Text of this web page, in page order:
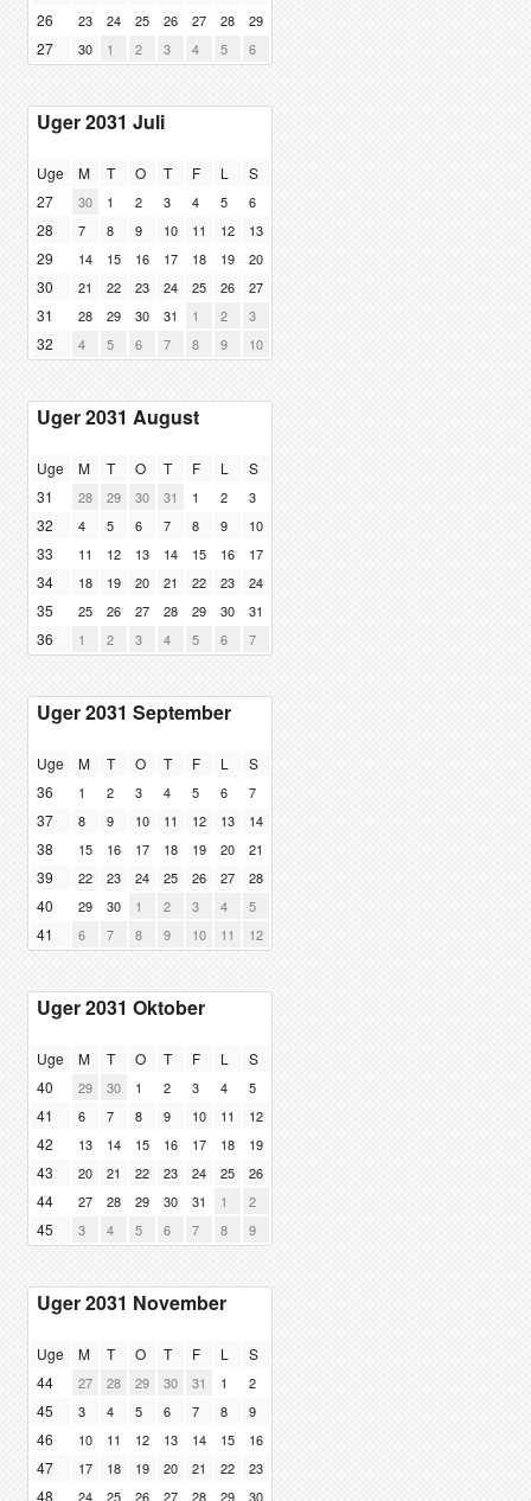
26 23 24 25 26 27 28 29
27 30 1 2 3 4 5 6
Uger 2031 Juli
Uge M T O T F L
S
27
30 1 2 3 4 5 6
28 7 8 9 10 11 12 13
29 14 15 16 17 18 19 20
30 21 22 23 24 25 26 27
31 28 29 30 31 1 2 3
32 4 5 6 7 8 9 10
Uger 2031 August
Uge M T O T F L
S
31
28 29 30 31 1 2 3
32 4 5 6 7 8 9 10
33 11 12 13 14 15 16 17
34 18 19 20 21 22 23 24
35 25 26 27 28 29 30 31
36 1 2 3 4 5 6 7
Uger 2031 September
Uge M T O T F L
S
36
1 2 3 4 5 6 7
37 8 9 10 11 12 13 14
38 15 16 17 18 19 20 21
39 22 23 24 25 26 27 28
40 29 30 1 2 3 4 5
41 6 7 8 9 10 11 12
Uger 2031 Oktober
Uge M T O T F L
S
40
29 30 1 2 3 4 5
41 6 7 8 9 10 11 12
42 13 14 15 16 17 18 19
43 20 21 22 23 24 25 26
44 27 28 29 30 31 1 2
45 3 4 5 6 7 8 9
Uger 2031 November
Uge M T O T F L
S
44
27 28 29 30 31 1 2
45 3 4 5 6 7 8 9
46 10 11 12 13 14 15 16
47 17 18 19 20 21 22 23
48 24 25 26 27 28 29 30